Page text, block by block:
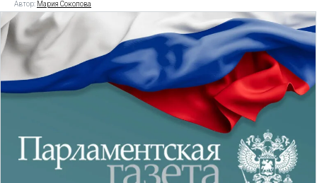
Автор: Мария Соколова